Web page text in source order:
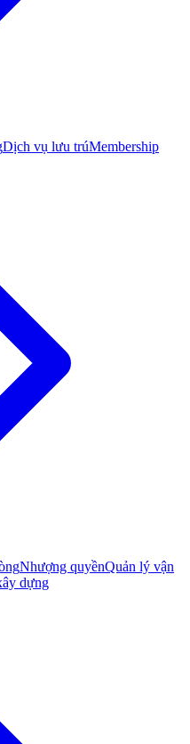
Dịch vụ lưu trúMembership
Nhượng quyềnQuản lý vận
dựng